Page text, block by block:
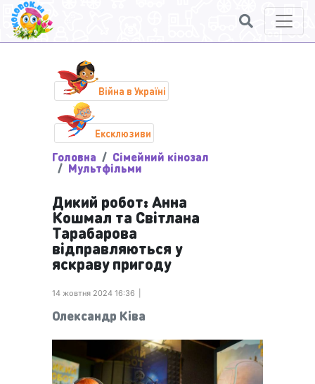
Війна в Україні
Ексклюзиви
Головна Сімейний кінозал
Мультфільми
Дикий робот: Анна
Кошмал та Світлана
Тарабарова
відправляються у
яскраву пригоду
14 жовтня 2024 16:36
Олександр Ківа